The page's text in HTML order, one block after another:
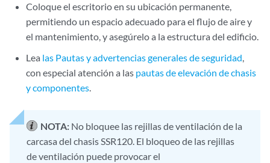
Coloque el escritorio en su ubicación permanente,
permitiendo un espacio adecuado para el flujo de aire y
el mantenimiento, y asegúrelo a la estructura del edificio.
Lea las Pautas y advertencias generales de seguridad,
con especial atención a las pautas de elevación de chasis
y componentes.
NOTA: No bloquee las rejillas de ventilación de la
carcasa del chasis SSR120. El bloqueo de las rejillas
de ventilación puede provocar el